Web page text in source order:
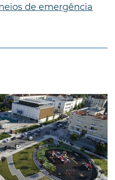
de emergência